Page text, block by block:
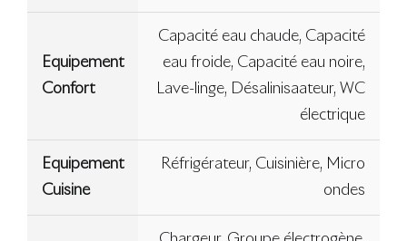
Equipement
Confort
Capacité eau chaude, Capacité
eau froide, Capacité eau noire,
Lave-linge, Désalinisaateur, WC
électrique
Equipement
Cuisine
Réfrigérateur, Cuisinière, Micro
ondes